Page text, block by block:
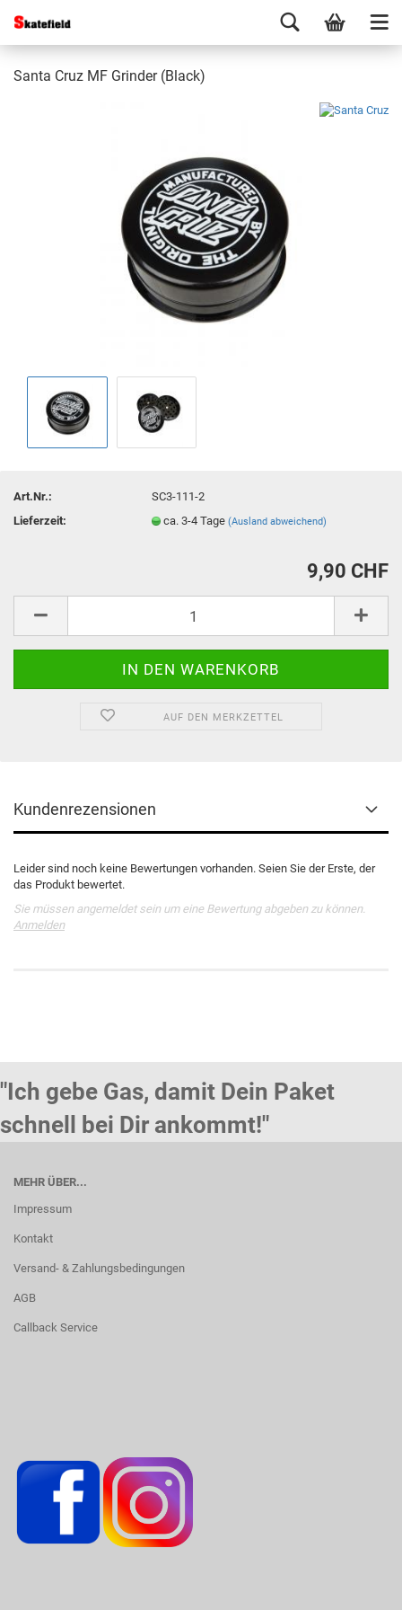
Santa Cruz MF Grinder (Black)
Art.Nr.:
SC3-111-2
Lieferzeit:
ca. 3-4 Tage(Ausland abweichend)
9,90 CHF
AUF DEN MERKZETTEL
Kundenrezensionen
Leider sind noch keine Bewertungen vorhanden. Seien Sie der Erste, der
das Produkt bewertet.
Sie müssen angemeldet sein um eine Bewertung abgeben zu können.
Anmelden
"Ich gebe Gas, damit Dein Paket
schnell bei Dir ankommt!"
MEHR ÜBER...
Impressum
Kontakt
Versand- & Zahlungsbedingungen
AGB
Callback Service